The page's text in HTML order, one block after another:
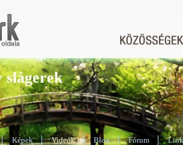
slágerek
Képek Videók Blog Fórum